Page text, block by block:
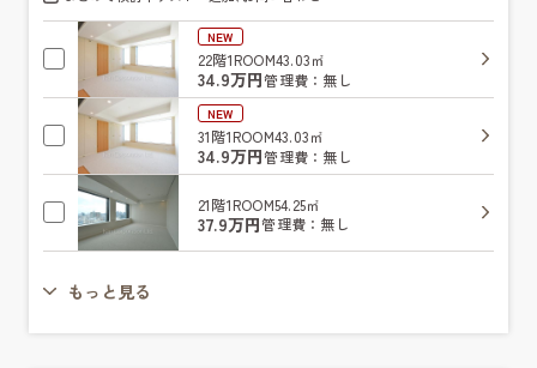
NEW
22階1ROOM43.03㎡
34.9万円管理費：無し
NEW
31階1ROOM43.03㎡
34.9万円管理費：無し
21階1ROOM54.25㎡
37.9万円管理費：無し
もっと見る